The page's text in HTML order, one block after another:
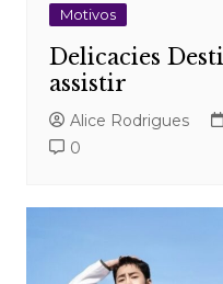
Motivos
Delicacies
assistir
Alice Rodrigues
0